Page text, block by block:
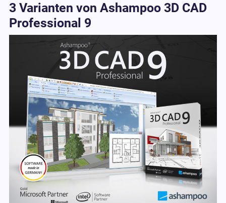
3 Varianten von Ashampoo 3D CAD
Professional 9